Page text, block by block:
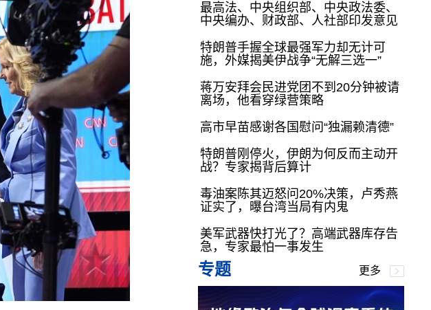
最高法、中央组织部、中央政法委、
中央编办、财政部、人社部印发意见
特朗普手握全球最强军力却无计可
施，外媒揭美伊战争“无解三选一”
蒋万安拜会民进党团不到20分钟被请
离场，他看穿绿营策略
高市早苗感谢各国慰问“独漏赖清德”
特朗普刚停火，伊朗为何反而主动开
战？专家揭背后算计
毒油案陈其迈怒问20%决策，卢秀燕
证实了，曝台湾当局有内鬼
美军武器快打光了？高端武器库存告
急，专家最怕一事发生
专题 更多